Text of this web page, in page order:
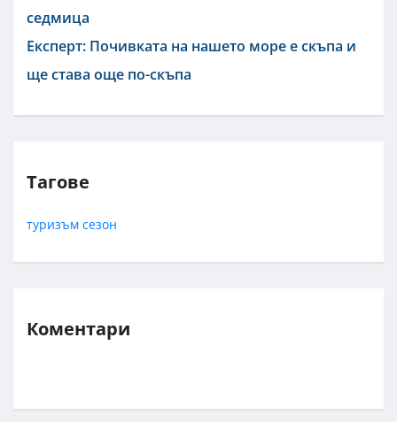
седмица
Експерт: Почивката на нашето море е скъпа и
ще става още по-скъпа
Тагове
туризъм сезон
Коментари